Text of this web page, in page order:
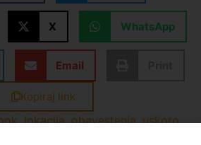
X WhatsApp
Email
Kopiraj link
,lokacija,obavestenja,uskoro